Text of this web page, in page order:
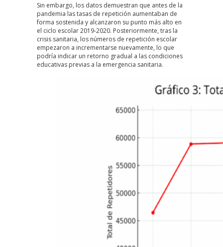
Sin embargo, los datos demuestran que antes de la
pandemia las tasas de repetición aumentaban de
forma sostenida y alcanzaron su punto más alto en
el ciclo escolar 2019-2020. Posteriormente, tras la
crisis sanitaria, los números de repetición escolar
empezaron a incrementarse nuevamente, lo que
podría indicar un retorno gradual a las condiciones
educativas previas a la emergencia sanitaria.